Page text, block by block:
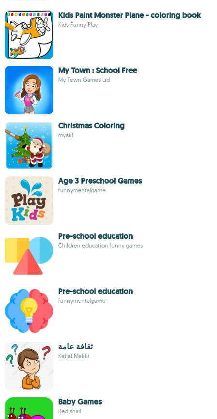
Kids Paint Monster Plane - coloring book
Kids Funny Play
My Town : School Free
My Town Games Ltd
Christmas Coloring
myakl
Age 3 Preschool Games
funnymentalgame
Pre-school education
Children education funny games
Pre-school education
funnymentalgame
ثقافة عامة
Kellal Mekki
Baby Games
Red snail